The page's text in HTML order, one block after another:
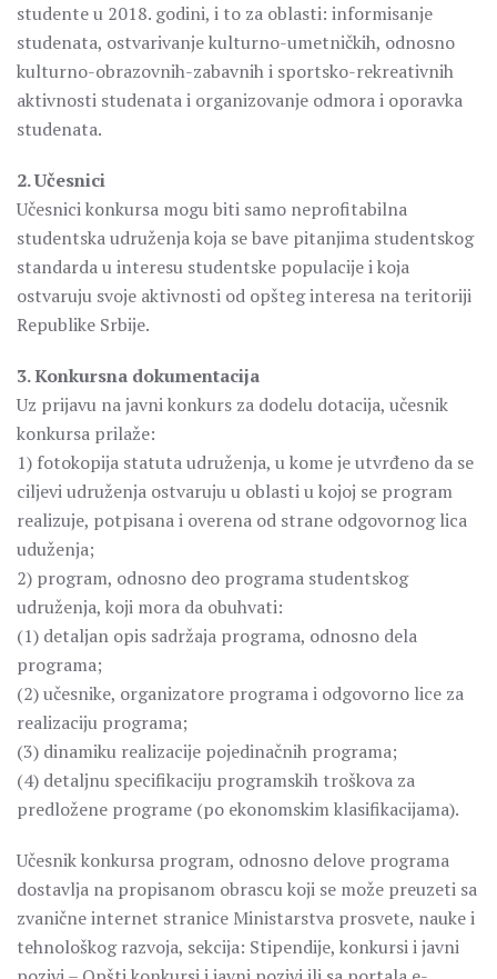
studente u 2018. godini, i to za oblasti: informisanje
studenata, ostvarivanje kulturno-umetničkih, odnosno
kulturno-obrazovnih-zabavnih i sportsko-rekreativnih
aktivnosti studenata i organizovanje odmora i oporavka
studenata.
2. Učesnici
Učesnici konkursa mogu biti samo neprofitabilna
studentska udruženja koja se bave pitanjima studentskog
standarda u interesu studentske populacije i koja
ostvaruju svoje aktivnosti od opšteg interesa na teritoriji
Republike Srbije.
3. Konkursna dokumentacija
Uz prijavu na javni konkurs za dodelu dotacija, učesnik
konkursa prilaže:
1) fotokopija statuta udruženja, u kome je utvrđeno da se
ciljevi udruženja ostvaruju u oblasti u kojoj se program
realizuje, potpisana i overena od strane odgovornog lica
uduženja;
2) program, odnosno deo programa studentskog
udruženja, koji mora da obuhvati:
(1) detaljan opis sadržaja programa, odnosno dela
programa;
(2) učesnike, organizatore programa i odgovorno lice za
realizaciju programa;
(3) dinamiku realizacije pojedinačnih programa;
(4) detaljnu specifikaciju programskih troškova za
predložene programe (po ekonomskim klasifikacijama).
Učesnik konkursa program, odnosno delove programa
dostavlja na propisanom obrascu koji se može preuzeti sa
zvanične internet stranice Ministarstva prosvete, nauke i
tehnološkog razvoja, sekcija: Stipendije, konkursi i javni